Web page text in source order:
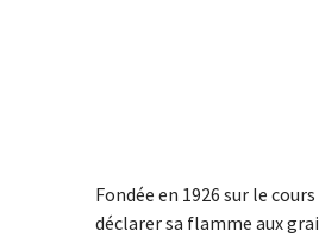
Fondée en 1926 sur le
déclarer sa flamme aux